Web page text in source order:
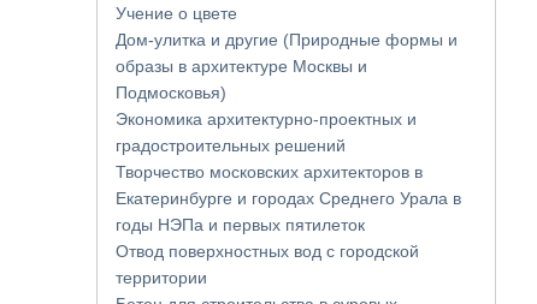
Учение о цвете
Дом-улитка и другие (Природные формы и
образы в архитектуре Москвы и
Подмосковья)
Экономика архитектурно-проектных и
градостроительных решений
Творчество московских архитекторов в
Екатеринбурге и городах Среднего Урала в
годы НЭПа и первых пятилеток
Отвод поверхностных вод с городской
территории